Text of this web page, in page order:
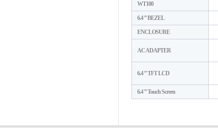
WT100
6.4 ” BEZEL
ENCLOSURE
AC ADAPTER
6.4 ” TFT LCD
6.4 ” Touch Screen